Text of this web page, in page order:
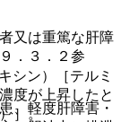
シン）［テルミ
度が上昇したと
］。
又は重篤な肝障
．３．２参
、軽度肝障害・